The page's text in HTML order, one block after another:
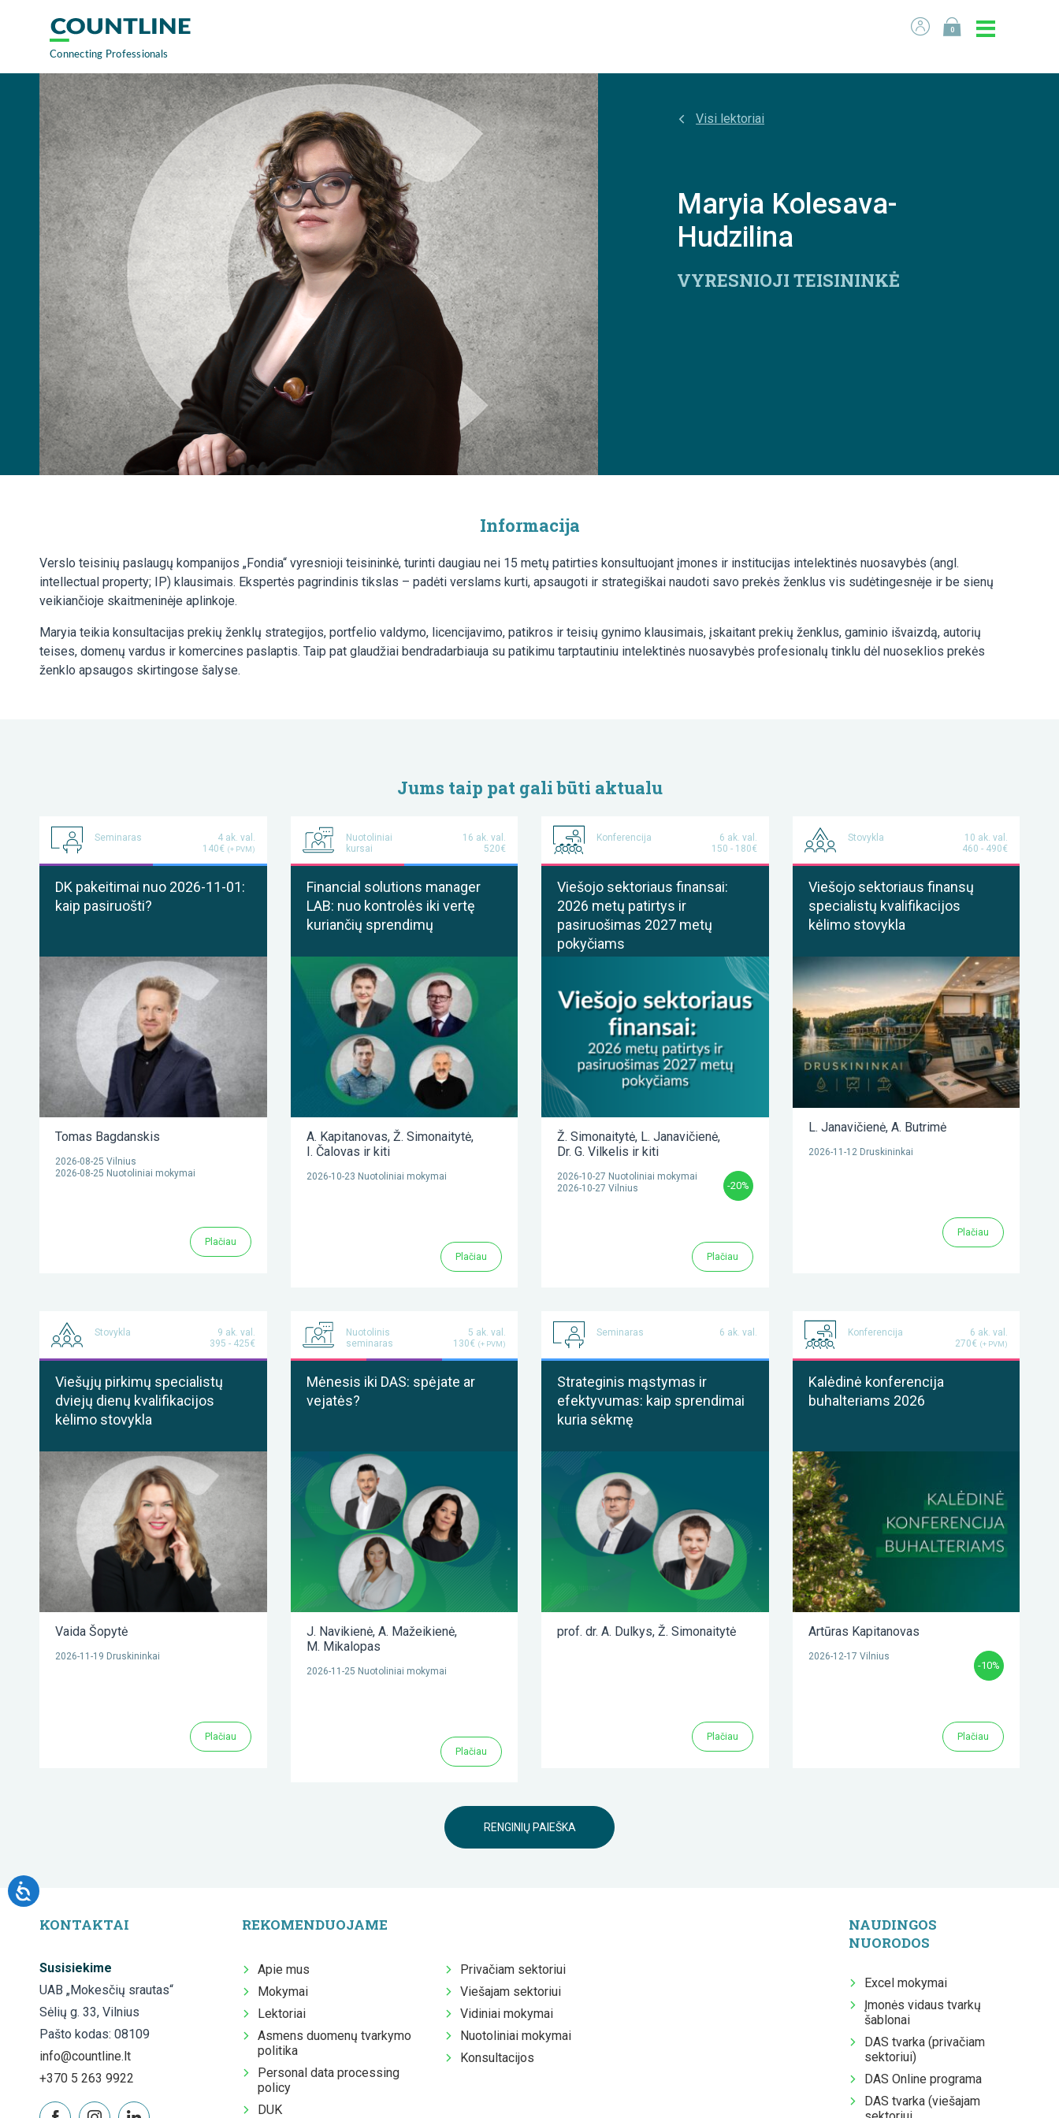
0
Visi lektoriai
Maryia Kolesava-
Hudzilina
VYRESNIOJI TEISININKĖ
Informacija
Verslo teisinių paslaugų kompanijos „Fondia“ vyresnioji teisininkė, turinti daugiau nei 15 metų patirties konsultuojant įmones ir institucijas intelektinės nuosavybės (angl.
intellectual property; IP) klausimais. Ekspertės pagrindinis tikslas – padėti verslams kurti, apsaugoti ir strategiškai naudoti savo prekės ženklus vis sudėtingesnėje ir be sienų
veikiančioje skaitmeninėje aplinkoje.
Maryia teikia konsultacijas prekių ženklų strategijos, portfelio valdymo, licencijavimo, patikros ir teisių gynimo klausimais, įskaitant prekių ženklus, gaminio išvaizdą, autorių
teises, domenų vardus ir komercines paslaptis. Taip pat glaudžiai bendradarbiauja su patikimu tarptautiniu intelektinės nuosavybės profesionalų tinklu dėl nuoseklios prekės
ženklo apsaugos skirtingose šalyse.
Jums taip pat gali būti aktualu
Seminaras
4 ak. val.
140€ (+ PVM)
DK pakeitimai nuo 2026-11-01:
kaip pasiruošti?
Tomas Bagdanskis
2026-08-25 Vilnius
2026-08-25 Nuotoliniai mokymai
Plačiau
Nuotoliniai
kursai
16 ak. val.
520€
Financial solutions manager
LAB: nuo kontrolės iki vertę
kuriančių sprendimų
A. Kapitanovas, Ž. Simonaitytė,
I. Čalovas ir kiti
2026-10-23 Nuotoliniai mokymai
Plačiau
Konferencija
6 ak. val.
150 - 180€
Viešojo sektoriaus finansai:
2026 metų patirtys ir
pasiruošimas 2027 metų
pokyčiams
Ž. Simonaitytė, L. Janavičienė,
Dr. G. Vilkelis ir kiti
2026-10-27 Nuotoliniai mokymai
2026-10-27 Vilnius
-20%
Plačiau
Stovykla
10 ak. val.
460 - 490€
Viešojo sektoriaus finansų
specialistų kvalifikacijos
kėlimo stovykla
L. Janavičienė, A. Butrimė
2026-11-12 Druskininkai
Plačiau
Stovykla
9 ak. val.
395 - 425€
Viešųjų pirkimų specialistų
dviejų dienų kvalifikacijos
kėlimo stovykla
Vaida Šopytė
2026-11-19 Druskininkai
Plačiau
Nuotolinis
seminaras
5 ak. val.
130€ (+ PVM)
Mėnesis iki DAS: spėjate ar
vejatės?
J. Navikienė, A. Mažeikienė,
M. Mikalopas
2026-11-25 Nuotoliniai mokymai
Plačiau
Seminaras 6 ak. val.
Strateginis mąstymas ir
efektyvumas: kaip sprendimai
kuria sėkmę
prof. dr. A. Dulkys, Ž. Simonaitytė
Plačiau
Konferencija
6 ak. val.
270€ (+ PVM)
Kalėdinė konferencija
buhalteriams 2026
Artūras Kapitanovas
2026-12-17 Vilnius
-10%
Plačiau
RENGINIŲ PAIEŠKA
KONTAKTAI
Susisiekime
UAB „Mokesčių srautas“
Sėlių g. 33, Vilnius
Pašto kodas: 08109
info@countline.lt
+370 5 263 9922
REKOMENDUOJAME
Apie mus
Mokymai
Lektoriai
Asmens duomenų tvarkymo
politika
Personal data processing
policy
DUK
Privačiam sektoriui
Viešajam sektoriui
Vidiniai mokymai
Nuotoliniai mokymai
Konsultacijos
NAUDINGOS
NUORODOS
Excel mokymai
Įmonės vidaus tvarkų
šablonai
DAS tvarka (privačiam
sektoriui)
DAS Online programa
DAS tvarka (viešajam